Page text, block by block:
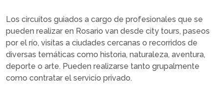
Los circuitos guiados a cargo de profesionales que se
pueden realizar en Rosario van desde city tours, paseos
por el río, visitas a ciudades cercanas o recorridos de
diversas temáticas como historia, naturaleza, aventura,
deporte o arte. Pueden realizarse tanto grupalmente
como contratar el servicio privado.